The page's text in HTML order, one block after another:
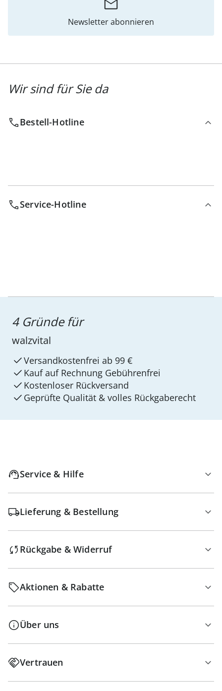
Newsletter abonnieren
Wir sind für Sie da
Bestell-Hotline
Service-Hotline
4 Gründe für
walzvital
Versandkostenfrei ab 99 €
Kauf auf Rechnung Gebührenfrei
Kostenloser Rückversand
Geprüfte Qualität & volles Rückgaberecht
Service & Hilfe
Lieferung & Bestellung
Rückgabe & Widerruf
Aktionen & Rabatte
Über uns
Vertrauen